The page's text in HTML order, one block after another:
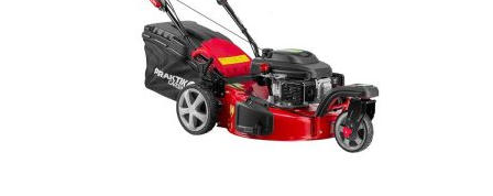
DODAJ U KOŠARICU